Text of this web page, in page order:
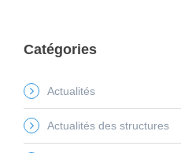
Catégories
Actualités
Actualités des structures